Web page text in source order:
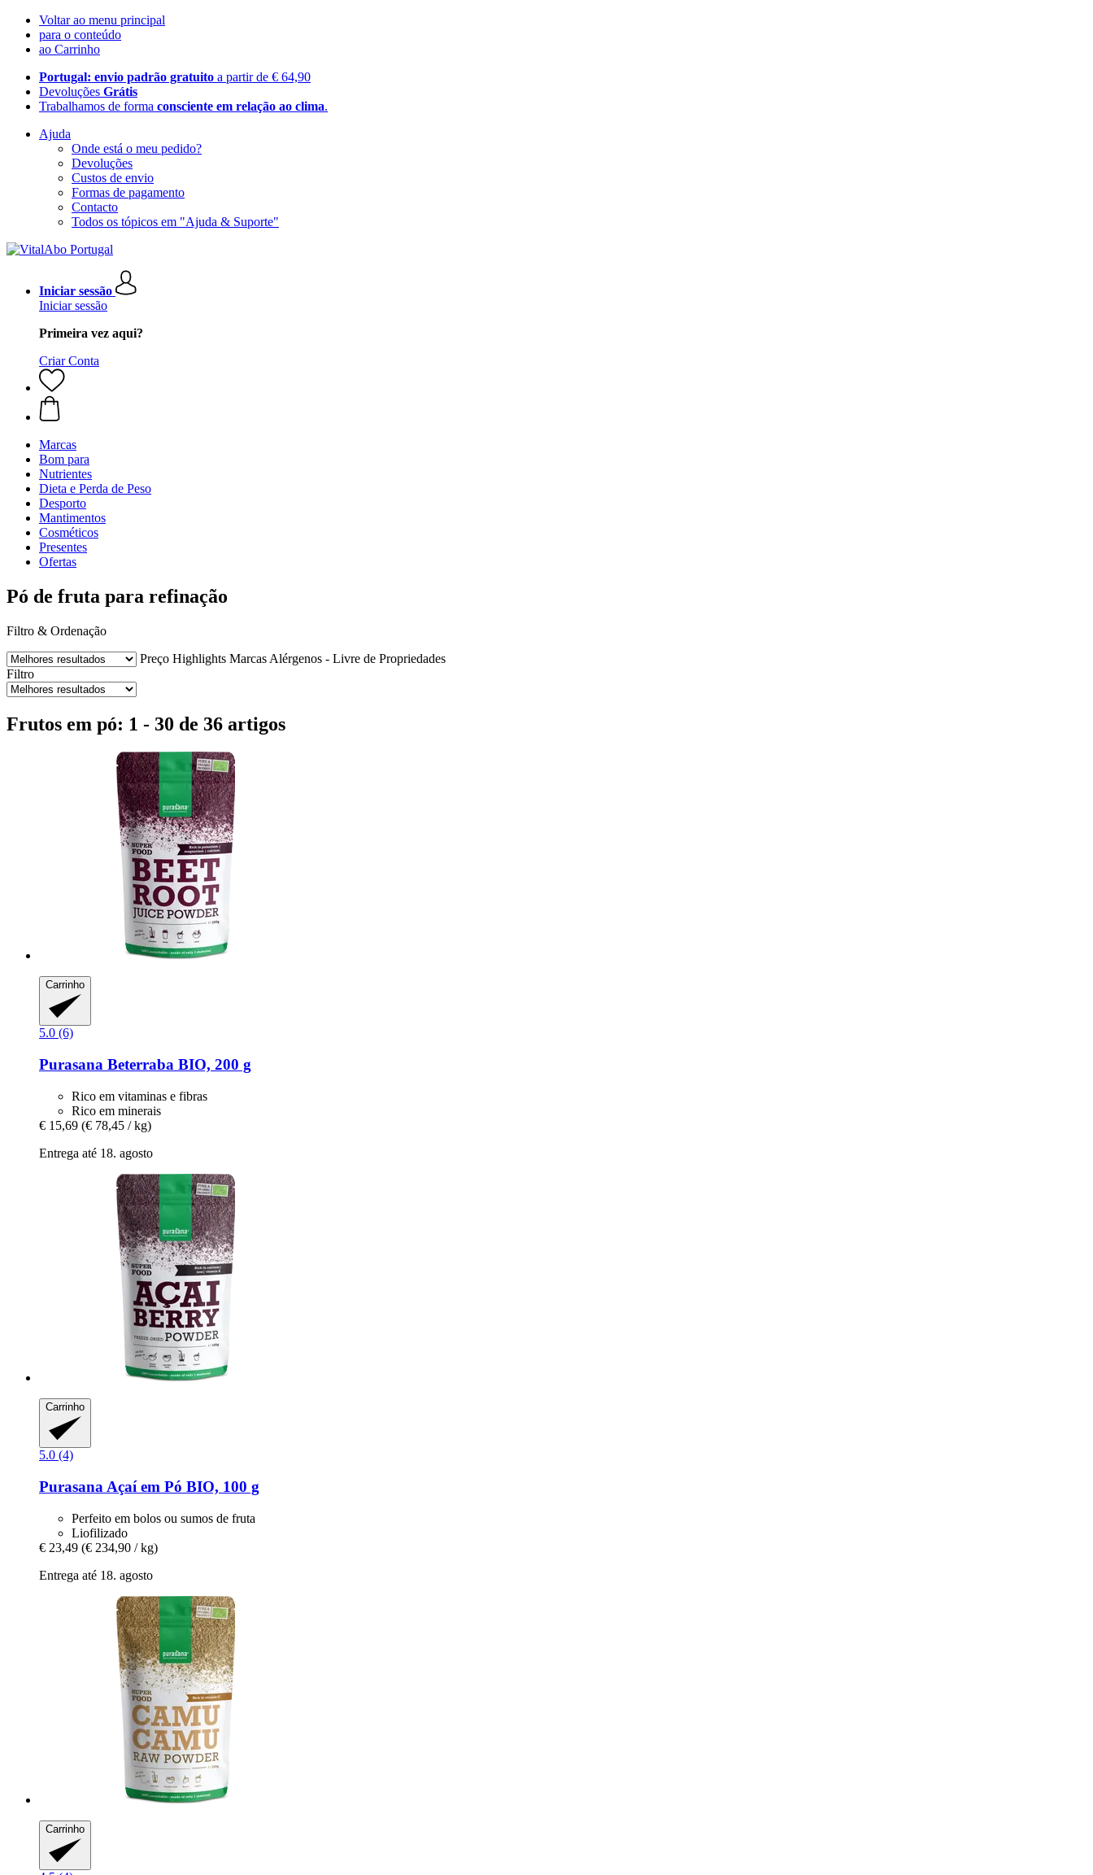
Voltar ao menu principal
para o conteúdo
ao Carrinho
Portugal: envio padrão gratuito a partir de € 64,90
Devoluções Grátis
Trabalhamos de forma consciente em relação ao clima.
Ajuda
Onde está o meu pedido?
Devoluções
Custos de envio
Formas de pagamento
Contacto
Todos os tópicos em "Ajuda & Suporte"
Iniciar sessão
Iniciar sessão
Primeira vez aqui?
Criar Conta
Marcas
Bom para
Nutrientes
Dieta e Perda de Peso
Desporto
Mantimentos
Cosméticos
Presentes
Ofertas
Pó de fruta para refinação
Filtro & Ordenação
Preço Highlights Marcas Alérgenos - Livre de Propriedades
Filtro
Frutos em pó: 1 - 30 de 36 artigos
Carrinho
5.0 (6)
Purasana Beterraba BIO, 200 g
Rico em vitaminas e fibras
Rico em minerais
€ 15,69 (€ 78,45 / kg)
Entrega até 18. agosto
Carrinho
5.0 (4)
Purasana Açaí em Pó BIO, 100 g
Perfeito em bolos ou sumos de fruta
Liofilizado
€ 23,49 (€ 234,90 / kg)
Entrega até 18. agosto
Carrinho